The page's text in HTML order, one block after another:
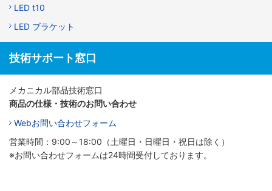
LED t10
LED ブラケット
技術サポート窓口
メカニカル部品技術窓口
商品の仕様・技術のお問い合わせ
Webお問い合わせフォーム
営業時間：9:00～18:00（土曜日・日曜日・祝日は除く）
※お問い合わせフォームは24時間受付しております。